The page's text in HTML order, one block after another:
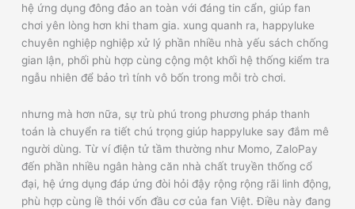
hệ ứng dụng đông đảo an toàn với đáng tin cẩn, giúp fan
chơi yên lòng hơn khi tham gia. xung quanh ra, happyluke
chuyên nghiệp nghiệp xử lý phần nhiều nhà yếu sách chống
gian lận, phối phù hợp cùng cộng một khối hệ thống kiểm tra
ngẫu nhiên để bảo trì tính vô bốn trong mỗi trò chơi.
nhưng mà hơn nữa, sự trù phú trong phương pháp thanh
toán là chuyển ra tiết chú trọng giúp happyluke say đắm mê
người dùng. Từ ví điện tử tầm thường như Momo, ZaloPay
đến phần nhiều ngân hàng căn nhà chất truyền thống cổ
đại, hệ ứng dụng đáp ứng đòi hỏi đậy rộng rộng rãi linh động,
phù hợp cùng lề thói vốn đầu cơ của fan Việt. Điều này đang